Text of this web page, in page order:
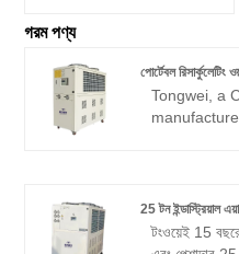
গরম পণ্য
পোর্টেবল রিসার্কুলেটিং
Tongwei, a
scale
advanced
this water
25 টন ইন্ডাস্ট্রিয়াল
টংওয়েই 15